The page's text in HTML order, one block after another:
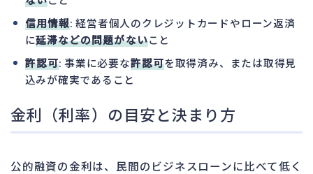
信用情報: 経営者個人のクレジットカードやローン返済
に延滞などの問題がないこと
許認可: 事業に必要な許認可を取得済み、または取得見
込みが確実であること
金利（利率）の目安と決まり方
公的融資の金利は、民間のビジネスローンに比べて低く